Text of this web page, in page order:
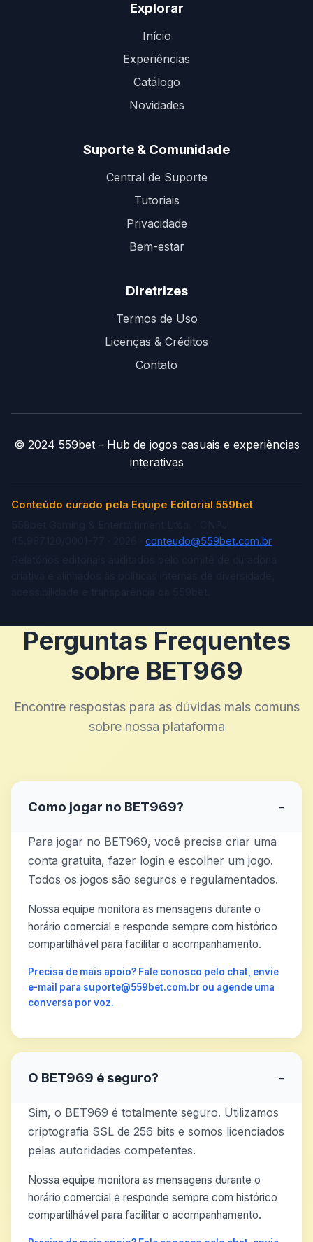
Explorar
Início
Experiências
Catálogo
Novidades
Suporte & Comunidade
Central de Suporte
Tutoriais
Privacidade
Bem-estar
Diretrizes
Termos de Uso
Licenças & Créditos
Contato
© 2024 559bet - Hub de jogos casuais e experiências
interativas
Conteúdo curado pela Equipe Editorial 559bet
conteudo@559bet.com.br
Perguntas Frequentes
sobre BET969
Encontre respostas para as dúvidas mais comuns
sobre nossa plataforma
Como jogar no BET969? −
Para jogar no BET969, você precisa criar uma
conta gratuita, fazer login e escolher um jogo.
Todos os jogos são seguros e regulamentados.
Nossa equipe monitora as mensagens durante o
horário comercial e responde sempre com histórico
compartilhável para facilitar o acompanhamento.
Precisa de mais apoio? Fale conosco pelo chat, envie
e-mail para suporte@559bet.com.br ou agende uma
conversa por voz.
O BET969 é seguro? −
Sim, o BET969 é totalmente seguro. Utilizamos
criptografia SSL de 256 bits e somos licenciados
pelas autoridades competentes.
Nossa equipe monitora as mensagens durante o
horário comercial e responde sempre com histórico
compartilhável para facilitar o acompanhamento.